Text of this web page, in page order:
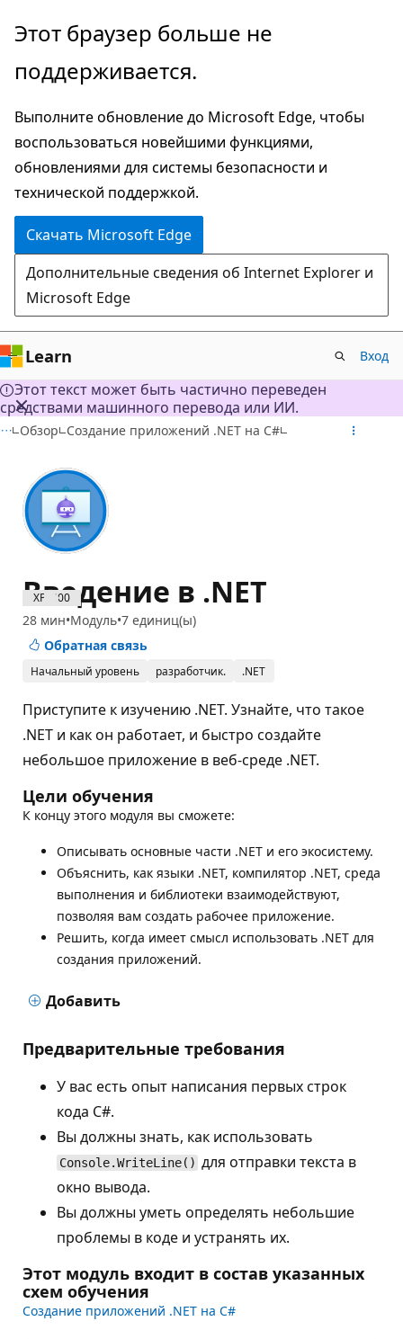
Пропустить
перейти
основному
содержимому
Этот браузер больше не
поддерживается.
Выполните обновление до Microsoft Edge, чтобы
воспользоваться новейшими функциями,
обновлениями для системы безопасности и
технической поддержкой.
Скачать Microsoft Edge
Дополнительные сведения об Internet Explorer и
Microsoft Edge
Learn Вход
Этот текст может быть частично переведен
средствами машинного перевода или ИИ.
Обзор Создание приложений .NET на C#
XP: 800
Введение в .NET
28 мин Модуль 7 единиц(ы)
Обратная связь
Начальный уровень разработчик. .NET
Приступите к изучению .NET. Узнайте, что такое
.NET и как он работает, и быстро создайте
небольшое приложение в веб-среде .NET.
Цели обучения
К концу этого модуля вы сможете:
Описывать основные части .NET и его экосистему.
Объяснить, как языки .NET, компилятор .NET, среда
выполнения и библиотеки взаимодействуют,
позволяя вам создать рабочее приложение.
Решить, когда имеет смысл использовать .NET для
создания приложений.
Добавить
Предварительные требования
У вас есть опыт написания первых строк
кода C#.
Вы должны знать, как использовать
Console.WriteLine() для отправки текста в
окно вывода.
Вы должны уметь определять небольшие
проблемы в коде и устранять их.
Этот модуль входит в состав указанных
схем обучения
Создание приложений .NET на C#